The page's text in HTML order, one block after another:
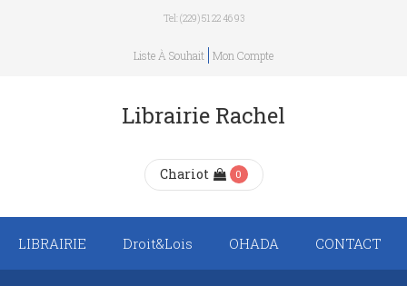
Tel: (229) 51 22 46 93
Liste À Souhait Mon Compte
Librairie Rachel
Chariot 0
LIBRAIRIE Droit&Lois OHADA CONTACT